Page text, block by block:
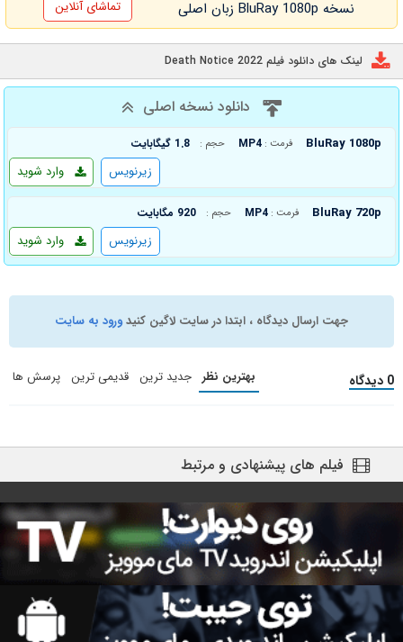
نسخه BluRay 1080p زبان اصلی تماشای آنلاین
لینک های دانلود فیلم Death Notice 2022
دانلود نسخه اصلی
BluRay 1080p فرمت : MP4 حجم : 1.8 گیگابایت
وارد شوید زیرنویس
BluRay 720p فرمت : MP4 حجم : 920 مگابایت
وارد شوید زیرنویس
جهت ارسال دیدگاه ، ابتدا در سایت لاگین کنیدورود به سایت
0 دیدگاه بهترین نظر جدید ترین قدیمی ترین پرسش ها
فیلم های پیشنهادی و مرتبط